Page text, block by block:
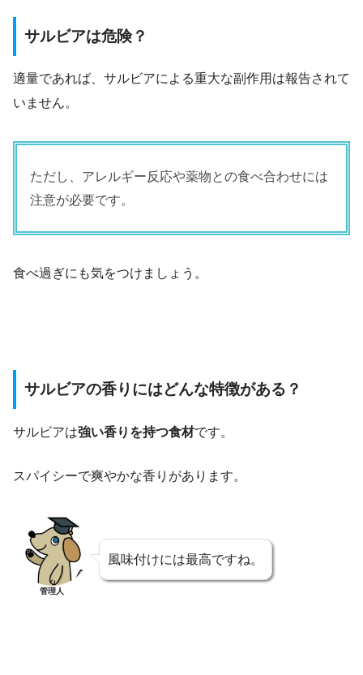
サルビアは危険？
適量であれば、サルビアによる重大な副作用は報告されて
いません。
ただし、アレルギー反応や薬物との食べ合わせには
注意が必要です。
食べ過ぎにも気をつけましょう。
サルビアの香りにはどんな特徴がある？
サルビアは強い香りを持つ食材です。
スパイシーで爽やかな香りがあります。
管理人
風味付けには最高ですね。